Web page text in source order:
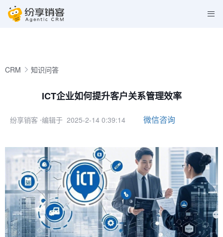
CRM 知识问答
ICT企业如何提升客户关系管理效率
纷享销客 ⋅编辑于 2025-2-14 0:39:14 微信咨询